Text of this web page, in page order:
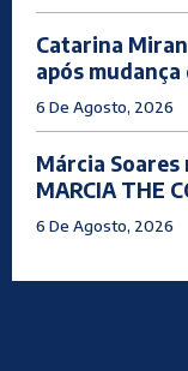
Catarina
após mudança
6 De Agosto, 2026
Márcia
MARCIA THE
6 De Agosto, 2026